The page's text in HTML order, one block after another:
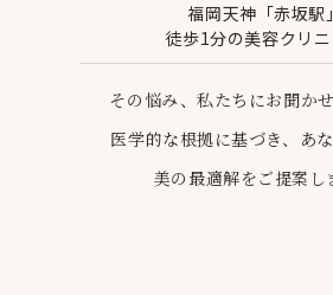
福岡天神「赤坂駅」
徒歩1分の美容クリニ
その悩み、私たちにお聞かせ
医学的な根拠に基づき、あ
美の最適解をご提案し